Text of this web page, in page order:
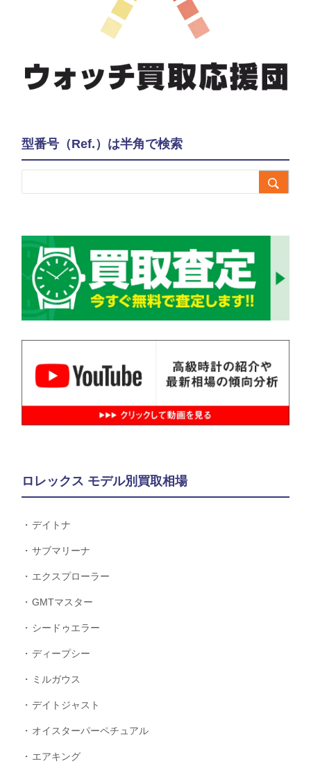
型番号（Ref.）は半角で検索

ロレックス モデル別買取相場
デイトナ
サブマリーナ
エクスプローラー
GMTマスター
シードゥエラー
ディープシー
ミルガウス
デイトジャスト
オイスターパーペチュアル
エアキング